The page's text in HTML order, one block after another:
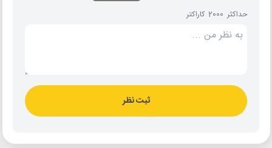
حداکثر 2000 کاراکتر
ثبت نظر